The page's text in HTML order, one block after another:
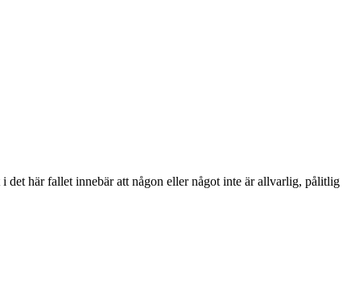
det här fallet innebär att någon eller något inte är allvarlig, pålitlig